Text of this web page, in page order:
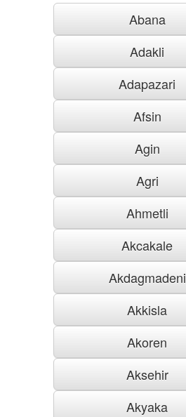
Abana
Adakli
Adapazari
Afsin
Agin
Agri
Ahmetli
Akcakale
Akdagmadeni
Akkisla
Akoren
Aksehir
Akyaka